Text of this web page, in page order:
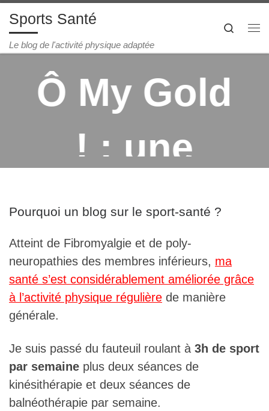
Passer au contenu
Sports Santé
Le blog de l'activité physique adaptée
Search
Ô My Gold
! : une
nouvelle
approche
de l’activité
physique
Le rôle de
l'hydratatio
n dans la
performanc
La posture
au
Pourquoi un blog sur le sport-santé ?
Atteint de Fibromyalgie et de poly-
neuropathies des membres inférieurs, ma
santé s’est considérablement améliorée grâce
à l’activité physique régulière de manière
générale.
Je suis passé du fauteuil roulant à 3h de sport
par semaine plus deux séances de
kinésithérapie et deux séances de
balnéothérapie par semaine.